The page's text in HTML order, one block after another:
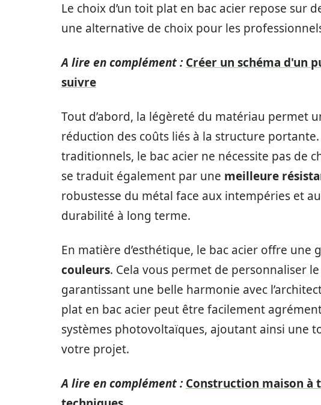
Le choix d’un toit plat en bac acier repose sur
une alternative de choix pour les
A lire en complément : Créer un schéma d'un
suivre
Tout d’abord, la légèreté du matériau permet
réduction des coûts liés à la structure
traditionnels, le bac acier ne nécessite pas de
se traduit également par une meilleure
robustesse du métal face aux intempéries et
durabilité à long terme.
En matière d’esthétique, le bac acier offre une
couleurs. Cela vous permet de personnaliser
garantissant une belle harmonie avec
plat en bac acier peut être facilement
systèmes photovoltaïques, ajoutant ainsi une
votre projet.
A lire en complément : Construction maison à